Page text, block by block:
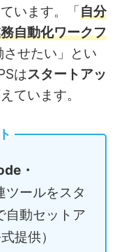
います。「自分
自動化ワークフ
せたい」とい
はスタートアッ
ています。
・
ツールをスタ
自動セットア
提供）